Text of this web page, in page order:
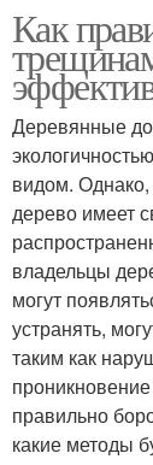
Как
Деревянные
видом.
дерево имеет
владельцы
могут
устранять,
таким как
правильно
какие методы